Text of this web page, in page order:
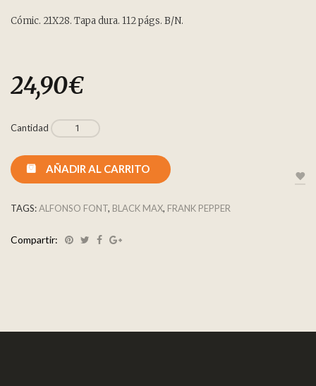
Cómic. 21X28. Tapa dura. 112 págs. B/N.
24,90€
Cantidad
AÑADIR AL CARRITO
TAGS:ALFONSO FONT, BLACK MAX, FRANK PEPPER
Compartir: